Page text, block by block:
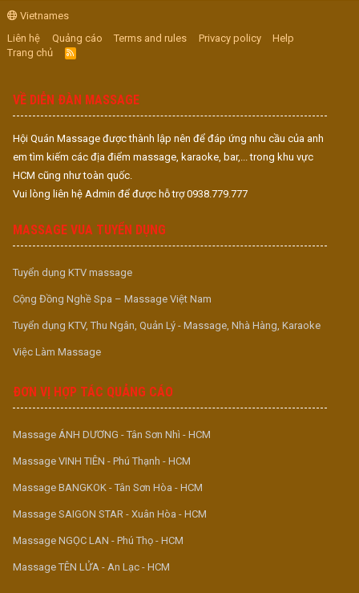
Vietnames
Liên hệ
Quảng cáo Terms and rules Privacy policy
Help
Trang chủ
R
S
VỀ DIỄN ĐÀN MASSAGE
Hội Quán Massage được thành lập nên để đáp ứng nhu cầu của anh
em tìm kiếm các địa điểm massage, karaoke, bar,... trong khu vực
HCM cũng như toàn quốc.
Vui lòng liên hệ Admin để được hỗ trợ 0938.779.777
MASSAGE VUA TUYỂN DỤNG
Tuyển dụng KTV massage
Cộng Đồng Nghề Spa – Massage Việt Nam
Tuyển dụng KTV, Thu Ngân, Quản Lý - Massage, Nhà Hàng, Karaoke
Việc Làm Massage
ĐƠN VỊ HỢP TÁC QUẢNG CÁO
Massage ÁNH DƯƠNG - Tân Sơn Nhì - HCM
Massage VINH TIÊN - Phú Thạnh - HCM
Massage BANGKOK - Tân Sơn Hòa - HCM
Massage SAIGON STAR - Xuân Hòa - HCM
Massage NGỌC LAN - Phú Thọ - HCM
Massage TÊN LỬA - An Lạc - HCM